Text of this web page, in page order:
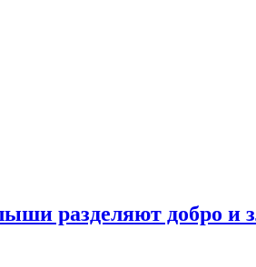
разделяют добро и